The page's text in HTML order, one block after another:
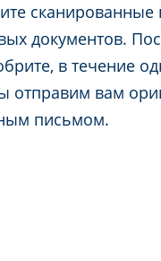
сканированные
документов.
в течение
отправим вам
письмом.